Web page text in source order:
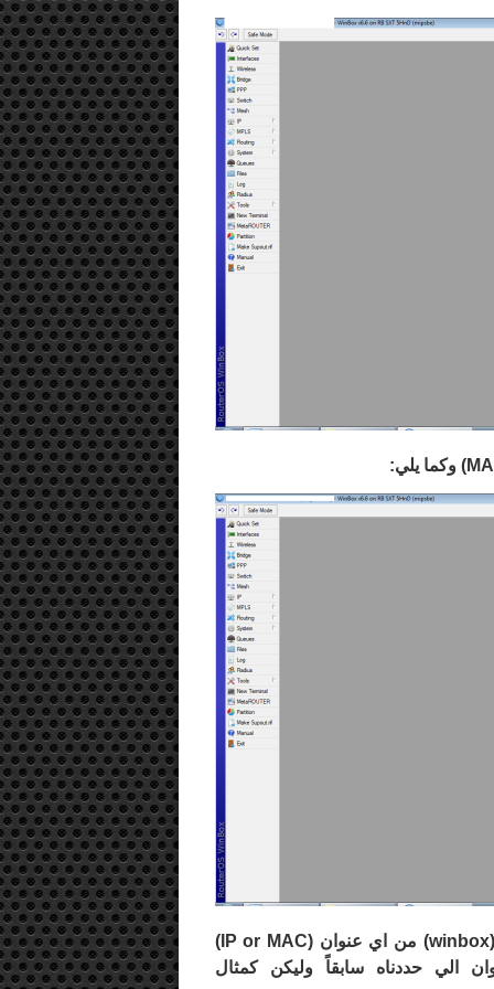
) وكما يلي:
winbox) من اي عنوان (IP or MAC
)
الي حددناه سابقاً وليكن كمثال